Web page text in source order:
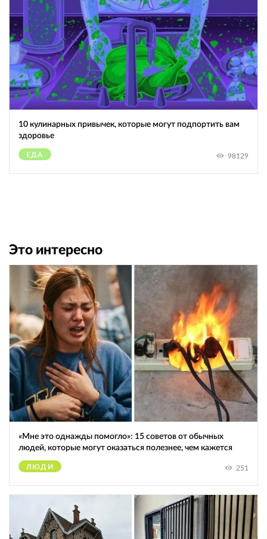
10 кулинарных привычек, которые могут подпортить вам
здоровье
ЕДА 98129
Это интересно
«Мне это однажды помогло»: 15 советов от обычных
людей, которые могут оказаться полезнее, чем кажется
ЛЮДИ 251